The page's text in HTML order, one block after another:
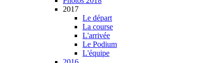
2017
Le départ
La course
L'arrivée
Le Podium
L'équipe